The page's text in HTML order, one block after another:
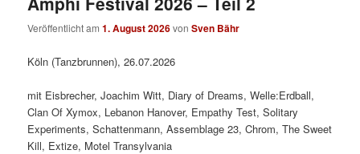
Veröffentlicht am1. August 2026vonSven Bähr
Köln (Tanzbrunnen), 26.07.2026
mit Eisbrecher, Joachim Witt, Diary of Dreams, Welle:Erdball,
Clan Of Xymox, Lebanon Hanover, Empathy Test, Solitary
Experiments, Schattenmann, Assemblage 23, Chrom, The Sweet
Kill, Extize, Motel Transylvania